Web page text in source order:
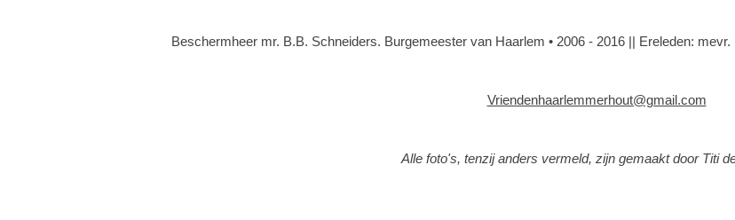
Beschermheer mr. B.B. Schneiders. Burgemeester van Haarlem • 2006 - 2016 || Ereleden:
Vriendenhaarlemmerhout@gmail.com
Alle foto's, tenzij anders vermeld, zijn gemaakt door Titi